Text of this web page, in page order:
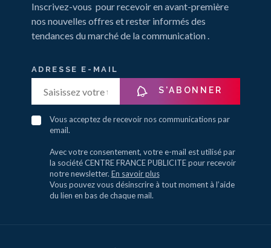
Inscrivez-vous pour recevoir en avant-première
nos nouvelles offres et rester informés des
tendances du marché de la communication .
ADRESSE E-MAIL
S'ABONNER
Vous acceptez de recevoir nos communications par
email.
Avec votre consentement, votre e-mail est utilisé par
la société CENTRE FRANCE PUBLICITE pour recevoir
notre newsletter. En savoir plus
Vous pouvez vous désinscrire à tout moment à l’aide
du lien en bas de chaque mail.